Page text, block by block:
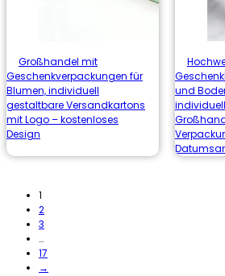
Großhandel mit
Geschenkverpackungen für
Blumen, individuell
gestaltbare Versandkartons
mit Logo – kostenloses
Design
und
1
2
3
…
17
→